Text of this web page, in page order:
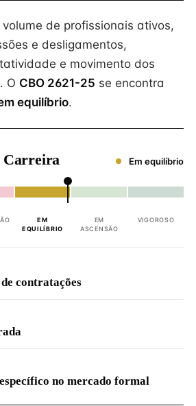
de profissionais ativos,
e desligamentos,
e movimento dos
O CBO 2621-25 se encontra
equilíbrio.
Carreira Em equilíbrio
EM
EQUILÍBRIO
EM
ASCENSÃO
VIGOROSO
contratações
no mercado formal